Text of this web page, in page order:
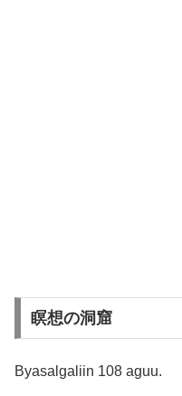
瞑想の洞窟
Byasalgaliin 108 aguu.